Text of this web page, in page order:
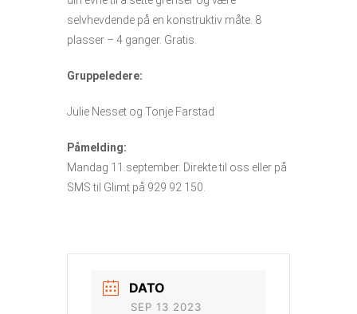
selvhevdende på en konstruktiv måte. 8
plasser – 4 ganger. Gratis.
Gruppeledere:
Julie Nesset og Tonje Farstad
Påmelding:
Mandag 11.september. Direkte til oss eller på
SMS til Glimt på 929 92 150.
DATO
SEP 13 2023